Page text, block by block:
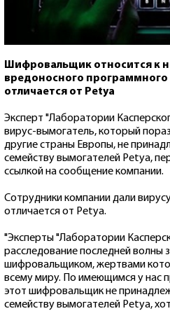
Шифровальщик относится к
вредоносного программного
отличается от Petya
Эксперт "Лаборатории
вирус-вымогатель, который
другие страны Европы, не
семейству вымогателей Petya,
ссылкой на сообщение компании.
Сотрудники компании дали
отличается от Petya.
"Эксперты "Лаборатории
расследование последней волны
шифровальщиком, жертвами
всему миру. По имеющимся у нас
этот шифровальщик не
семейству вымогателей Petya,